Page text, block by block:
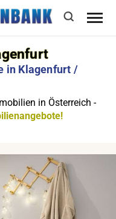
in Klagenfurt /
in Österreich -